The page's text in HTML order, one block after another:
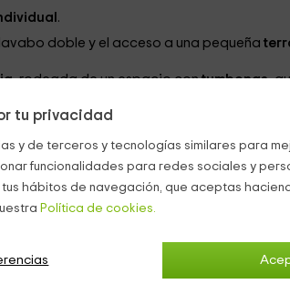
tu privacidad
y de terceros y tecnologías similares para
funcionalidades para redes sociales y
hábitos de navegación, que aceptas
Política de cookies.
.
doble y el acceso a una pequeña
, rodeada de un espacio contumbonas,
o si lo prefieres, subir a la
de Alquiler Íntegro)